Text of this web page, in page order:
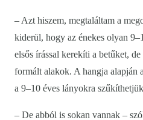
– Azt hiszem, megtaláltam a
kiderül, hogy az énekes olyan
elsős írással kerekíti a betűket,
formált alakok. A hangja alapján
a 9–10 éves lányokra
– De abból is sokan vannak –